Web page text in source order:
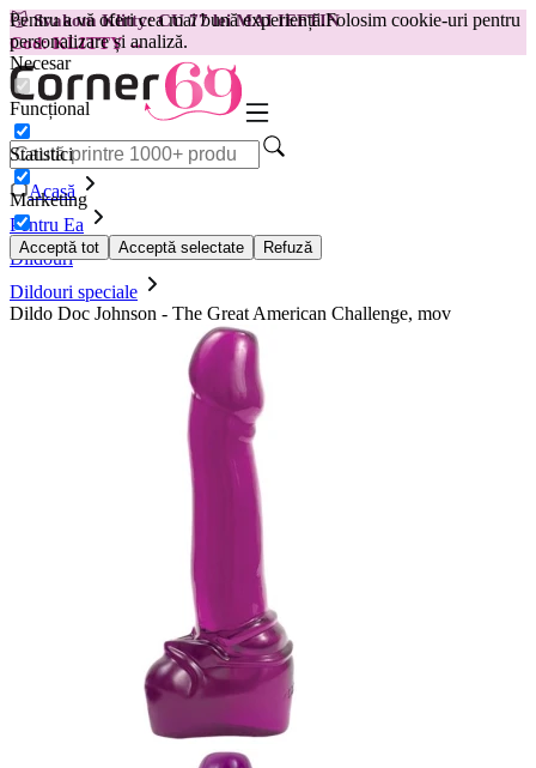
Pentru a vă oferi cea mai bună experiență.Folosim cookie-uri pentru
personalizare și analiză.
Necesar
Funcțional
Statistici
Marketing
Acceptă tot Acceptă selectate Refuză
😽Svakom Klitty: CU 77 lei MAI IEFTIN
Cod: KLITTY →
Acasă
Pentru Ea
Dildouri
Dildouri speciale
Dildo Doc Johnson - The Great American Challenge, mov